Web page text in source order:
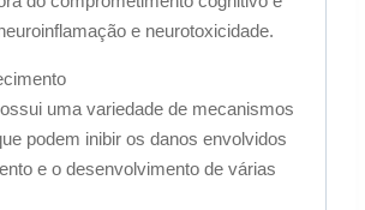
e neurotoxicidade.
uma variedade de mecanismos
podem inibir os danos envolvidos
e o desenvolvimento de várias